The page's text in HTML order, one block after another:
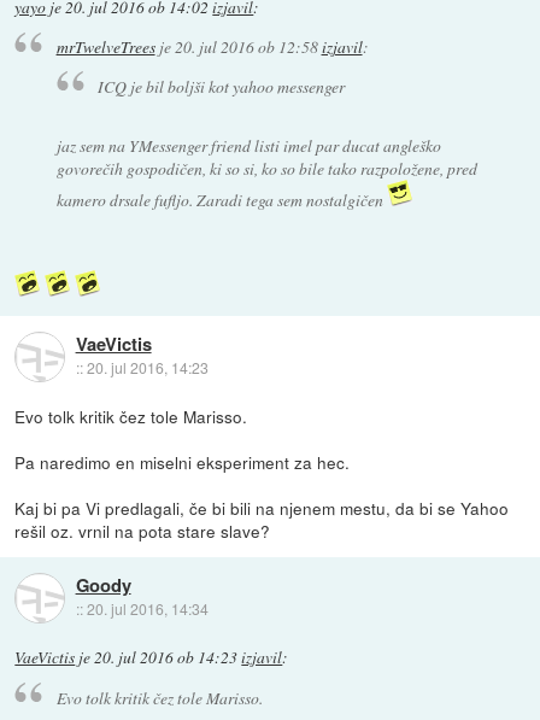
yayo je20. jul 2016 ob 14:02 izjavil:
mrTwelveTreesje20. jul 2016 ob 12:58izjavil:
ICQ je bil boljši kot yahoo messenger
jaz sem na YMessenger friend listi imel par ducat angleško
govorečih gospodičen, ki so si, ko so bile tako razpoložene, pred
kamero drsale fufljo. Zaradi tega sem nostalgičen
VaeVictis
::20. jul 2016, 14:23
Evo tolk kritik čez tole Marisso.
Pa naredimo en miselni eksperiment za hec.
Kaj bi pa Vi predlagali, če bi bili na njenem mestu, da bi se Yahoo
rešil oz. vrnil na pota stare slave?
Goody
::20. jul 2016, 14:34
VaeVictis je20. jul 2016 ob 14:23izjavil:
Evo tolk kritik čez tole Marisso.